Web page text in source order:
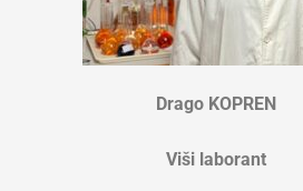
Drago KOPREN
Viši laborant